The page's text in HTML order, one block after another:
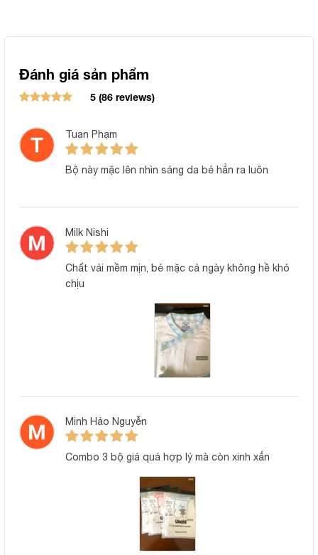
Đặc điểm sản phẩm
Vải thun lạnh petit cao cấp, nhẹ tênh và mát da
Sản phẩm sử dụng vải thun lạnh petit cao cấp. Đây là loại vải
được yêu thích nhờ khả năng làm mát tự nhiên, mềm mịn như
lụa và cực kỳ an toàn cho làn da nhạy cảm. Bé có thể mặc
trong nhà, khi ngủ trưa hay đi chơi đều rất thoải mái mà
Áo cộc tay thiết kế cúc lệch hiện đại
Phần áo cộc tay giúp bé luôn dễ chịu trong thời tiết oi bức.
Đặc biệt, hàng cúc lệch được bố trí ở bên thân áo thay vì
làm ảnh hưởng đến phần đầu và cổ vốn còn rất yếu của trẻ
Họa tiết caro dễ thương, phối màu tinh tế
Đánh giá sản phẩm
5 (86 reviews)
Tuan Phạm
Bộ này mặc lên nhìn sáng da bé hẳn ra luôn
Milk Nishi
Chất vải mềm mịn, bé mặc cả ngày không hề khó
chịu
Minh Hảo Nguyễn
Combo 3 bộ giá quá hợp lý mà còn xinh xắn